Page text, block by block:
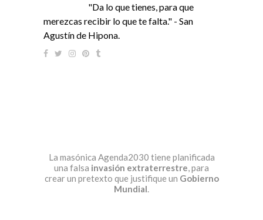
"Da lo que tienes, para que
merezcas recibir lo que te falta." - San
Agustín de Hipona.
La masónica Agenda2030 tiene planificada
una falsa invasión extraterrestre, para
crear un pretexto que justifique un Gobierno
Mundial.